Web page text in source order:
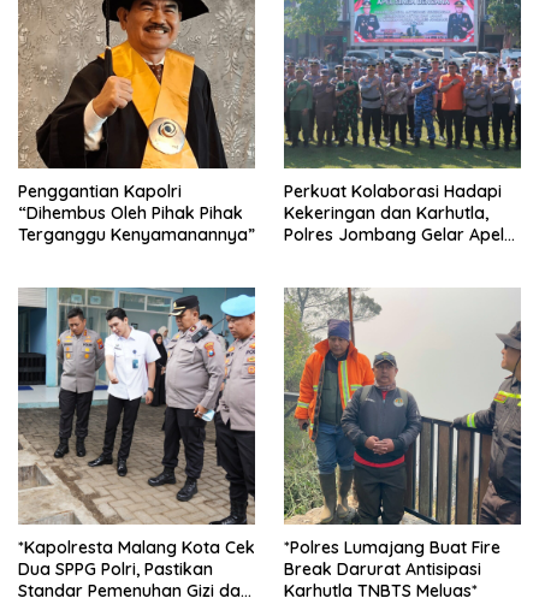
Penggantian Kapolri
“Dihembus Oleh Pihak Pihak
Terganggu Kenyamanannya”
Perkuat Kolaborasi Hadapi
Kekeringan dan Karhutla,
Polres Jombang Gelar Apel
*Kapolresta Malang Kota Cek
Dua SPPG Polri, Pastikan
Standar Pemenuhan Gizi dan
*Polres Lumajang Buat Fire
Break Darurat Antisipasi
Karhutla TNBTS Meluas*